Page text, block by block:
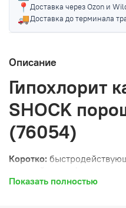
📍 Доставка через Ozon и
🚚Доставка до терминала
Описание
Гипохлорит
SHOCK
(76054)
Коротко:
Показать полностью